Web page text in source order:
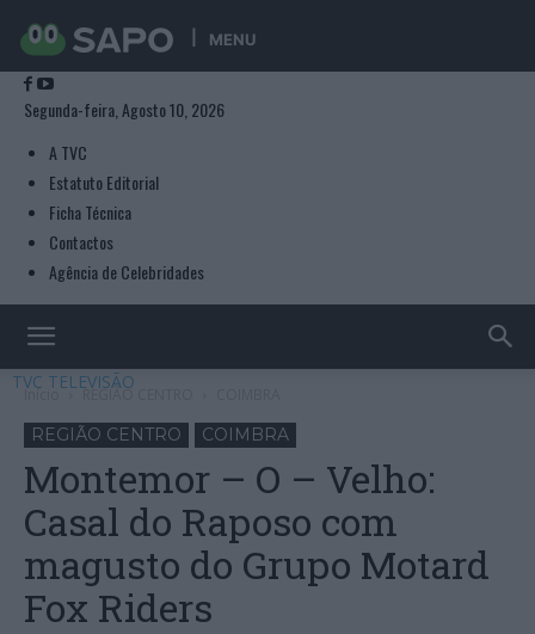
MENU
Segunda-feira, Agosto 10, 2026
A TVC
Estatuto Editorial
Ficha Técnica
Contactos
Agência de Celebridades
TVC TELEVISÃO
Início REGIÃO CENTRO
REGIÃO CENTRO COIMBRA
Montemor – O – Velho:
Casal do Raposo com
magusto do Grupo Motard
Fox Riders